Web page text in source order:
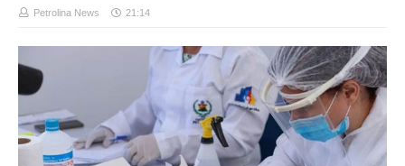
Petrolina News 21:14